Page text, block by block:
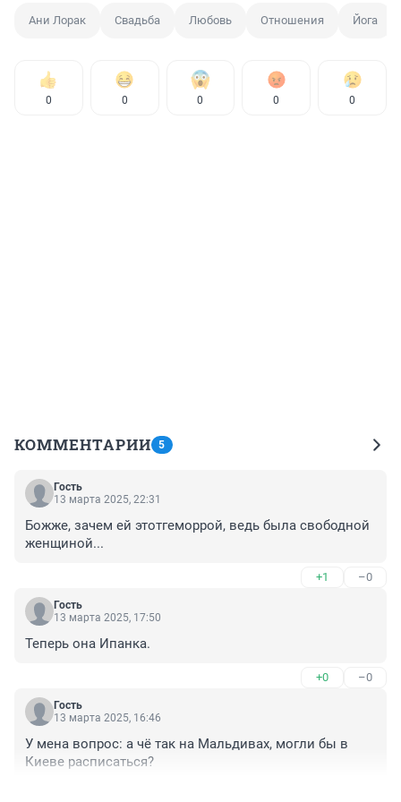
Ани Лорак Свадьба Любовь Отношения Йога
0 0 0 0 0
КОММЕНТАРИИ 5
Гость
13 марта 2025, 22:31
Божже, зачем ей этотгеморрой, ведь была свободной
женщиной...
+1 –0
Гость
13 марта 2025, 17:50
Теперь она Ипанка.
+0 –0
Гость
13 марта 2025, 16:46
У мена вопрос: а чё так на Мальдивах, могли бы в
Киеве расписаться?